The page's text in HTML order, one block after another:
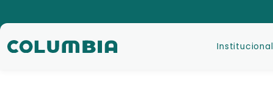
Institucional